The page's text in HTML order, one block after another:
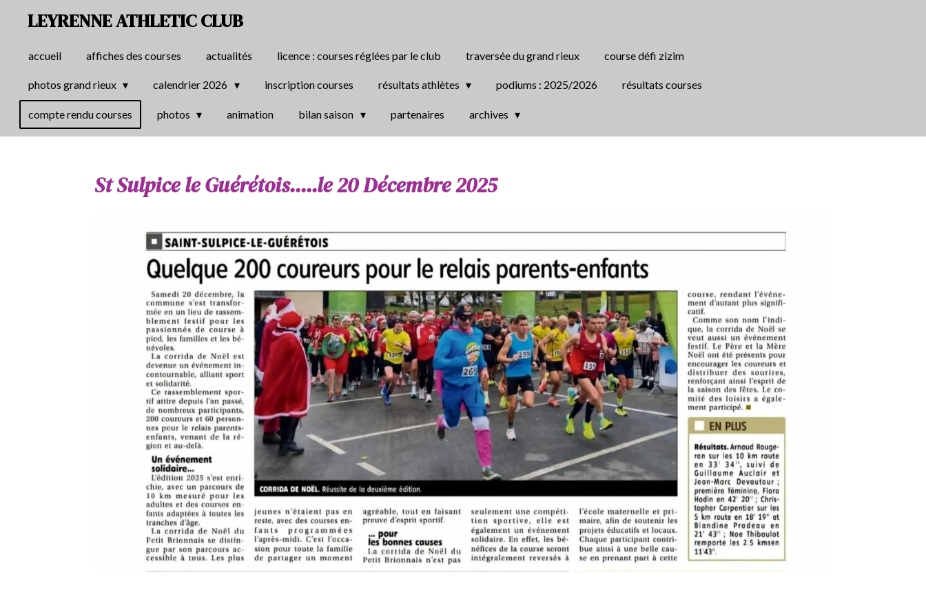
Passer
contenu
LEYRENNE ATHLETIC CLUB
accueil affiches des courses actualités licence : courses réglées par le club traversée du grand rieux course défi zizim
photos grand rieux calendrier 2026 inscription courses résultats athlètes podiums : 2025/2026 résultats courses
compte rendu courses photos animation bilan saison partenaires archives
St Sulpice le Guérétois.....le 20 Décembre 2025